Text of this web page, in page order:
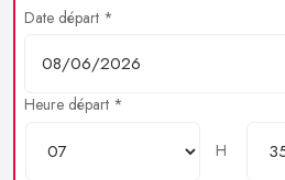
Date départ *
Heure départ *
H